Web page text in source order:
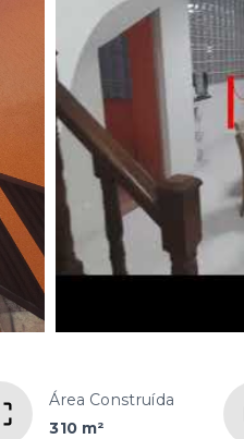
Área Construída
310 m²